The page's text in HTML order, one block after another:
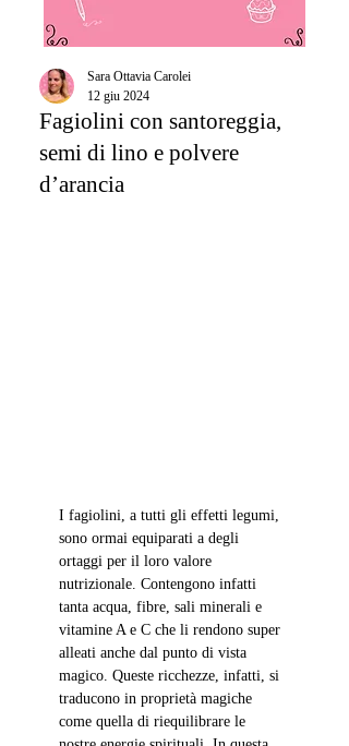
Fagiolini con santoreggia,
semi di lino e polvere
d’arancia
Sara Ottavia Carolei
12 giu 2024
I fagiolini, a tutti gli effetti legumi,
sono ormai equiparati a degli
ortaggi per il loro valore
nutrizionale. Contengono infatti
tanta acqua, fibre, sali minerali e
vitamine A e C che li rendono super
alleati anche dal punto di vista
magico. Queste ricchezze, infatti, si
traducono in proprietà magiche
come quella di riequilibrare le